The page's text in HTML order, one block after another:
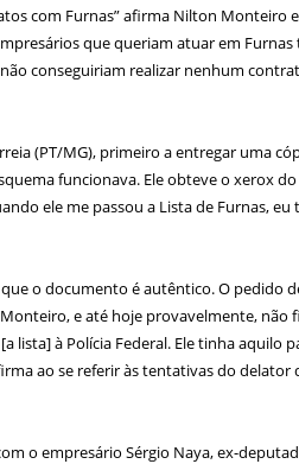
com Furnas” afirma Nilton Monteiro
que queriam atuar em
conseguiriam realizar nenhum
(PT/MG), primeiro a entregar uma
funcionava. Ele obteve o xerox
ele me passou a Lista de Furnas, eu
o documento é autêntico. O pedido
e até hoje provavelmente, não
lista] à Polícia Federal. Ele tinha aquilo
ao se referir às tentativas do delator
o empresário Sérgio Naya, ex-